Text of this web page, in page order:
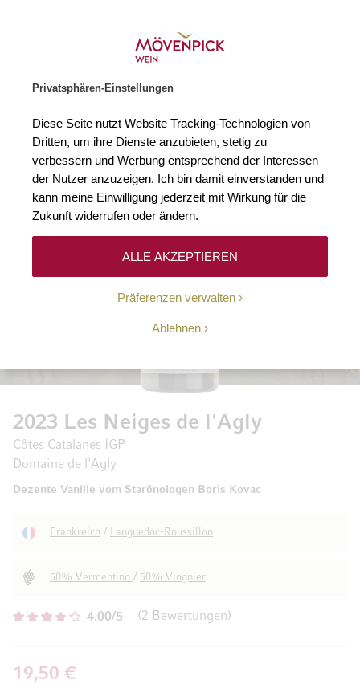
Privatsphären-Einstellungen
Diese Seite nutzt Website Tracking-Technologien von
Dritten, um ihre Dienste anzubieten, stetig zu
verbessern und Werbung entsprechend der Interessen
der Nutzer anzuzeigen. Ich bin damit einverstanden und
kann meine Einwilligung jederzeit mit Wirkung für die
Zukunft widerrufen oder ändern.
Präferenzen verwalten
Ablehnen
ALLE AKZEPTIEREN
4.00/5 2 Bewertungen
2023 Les Neiges de l'Agly
Côtes Catalanes IGP
Domaine de l'Agly
Dezente Vanille vom Starönologen Boris Kovac
Frankreich / Languedoc-Roussillon
50% Vermentino / 50% Viognier
19,50 €
Zum Ende der Bildgalerie springen
Zum Anfang der